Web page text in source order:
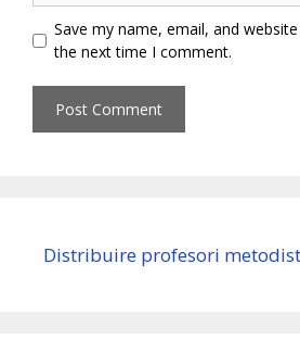
Save my name, email, and
the next time I comment.
Distribuire profesori